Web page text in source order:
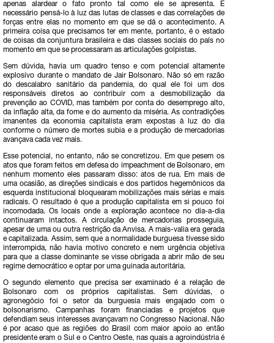
apenas alardear o fato pronto tal como ele se apresenta. É
necessário pensá-lo à luz das lutas de classes e das correlações de
forças entre elas no momento em que se dá o acontecimento. A
primeira coisa que precisamos ter em mente, portanto, é o estado
de coisas da conjuntura brasileira e das classes sociais do país no
momento em que se processaram as articulações golpistas.
Sem dúvida, havia um quadro tenso e com potencial altamente
explosivo durante o mandato de Jair Bolsonaro. Não só em razão
do descalabro sanitário da pandemia, do qual ele foi um dos
responsáveis diretos ao contribuir com a desmobilização da
prevenção ao COVID, mas também por conta do desemprego alto,
da inflação alta, da fome e do aumento da miséria. As contradições
imanentes da economia capitalista eram expostas à luz do dia
conforme o número de mortes subia e a produção de mercadorias
avançava cada vez mais.
Esse potencial, no entanto, não se concretizou. Em que pesem os
atos que foram feitos em defesa do impeachment de Bolsonaro, em
nenhum momento eles passaram disso: atos de rua. Em mais de
uma ocasião, as direções sindicais e dos partidos hegemônicos da
esquerda institucional bloquearam mobilizações mais sérias e mais
radicais. O resultado é que a produção capitalista em si pouco foi
incomodada. Os locais onde a exploração acontece no dia-a-dia
continuaram intactos. A circulação de mercadorias prosseguia,
apesar de uma ou outra restrição da Anvisa. A mais-valia era gerada
e capitalizada. Assim, sem que a normalidade burguesa tivesse sido
interrompida, não havia motivo concreto e nem urgência objetiva
para que a classe dominante se visse obrigada a abrir mão de seu
regime democrático e optar por uma guinada autoritária.
O segundo elemento que precisa ser examinado é a relação de
Bolsonaro com os próprios capitalistas. Sem dúvidas, o
agronegócio foi o setor da burguesia mais engajado com o
bolsonarismo. Campanhas foram financiadas e projetos que
defendiam seus interesses avançavam no Congresso Nacional. Não
é por acaso que as regiões do Brasil com maior apoio ao então
presidente eram o Sul e o Centro Oeste, nas quais a agroindústria é